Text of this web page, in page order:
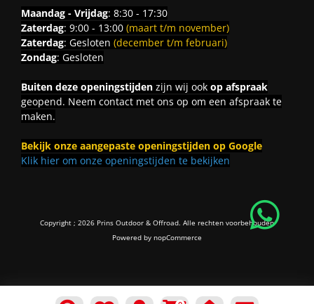
Maandag - Vrijdag: 8:30 - 17:30
Zaterdag: 9:00 - 13:00 (maart t/m november)
Zaterdag: Gesloten (december t/m februari)
Zondag: Gesloten
Buiten deze openingstijdenzijn wij ook op afspraak
geopend. Neem contact met ons op om een afspraak te
maken.
Bekijk onze aangepaste openingstijden op Google
Klik hier om onze openingstijden te bekijken
Copyright ; 2026 Prins Outdoor & Offroad. Alle rechten voorbehouden
Powered by nopCommerce